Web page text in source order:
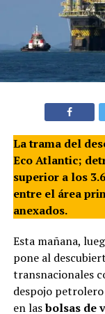
La trama del
Eco Atlantic;
superior a los
entre el área
anexados.
Esta mañana,
pone al
transnacionales
despojo
en lasbolsas de